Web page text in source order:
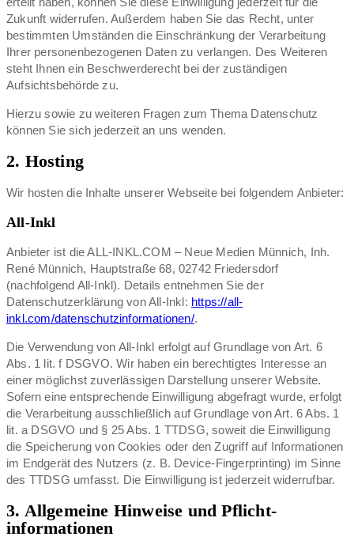
Zukunft widerrufen. Außerdem haben Sie das Recht, unter
bestimmten Umständen die Einschränkung der Verarbeitung
Ihrer personenbezogenen Daten zu verlangen. Des Weiteren
steht Ihnen ein Beschwerderecht bei der zuständigen
Aufsichtsbehörde zu.
Hierzu sowie zu weiteren Fragen zum Thema Datenschutz
können Sie sich jederzeit an uns wenden.
2. Hosting
Wir hosten die Inhalte unserer Webseite bei folgendem Anbieter:
All-Inkl
Anbieter ist die ALL-INKL.COM – Neue Medien Münnich, Inh.
René Münnich, Hauptstraße 68, 02742 Friedersdorf
(nachfolgend All-Inkl). Details entnehmen Sie der
Datenschutzerklärung von All-Inkl: https://all-
inkl.com/datenschutzinformationen/.
Die Verwendung von All-Inkl erfolgt auf Grundlage von Art. 6
Abs. 1 lit. f DSGVO. Wir haben ein berechtigtes Interesse an
einer möglichst zuverlässigen Darstellung unserer Website.
Sofern eine entsprechende Einwilligung abgefragt wurde, erfolgt
die Verarbeitung ausschließlich auf Grundlage von Art. 6 Abs. 1
lit. a DSGVO und § 25 Abs. 1 TTDSG, soweit die Einwilligung
die Speicherung von Cookies oder den Zugriff auf Informationen
im Endgerät des Nutzers (z. B. Device-Fingerprinting) im Sinne
des TTDSG umfasst. Die Einwilligung ist jederzeit widerrufbar.
3. Allgemeine Hinweise und Pflicht­
informationen